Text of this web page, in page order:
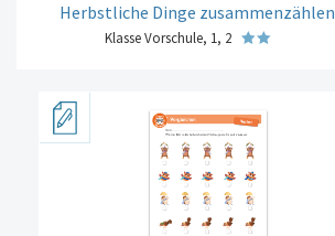
Herbstliche Dinge zusammenzählen
Klasse Vorschule, 1, 2